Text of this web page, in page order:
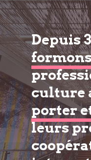
Depuis
culture
porter
leurs